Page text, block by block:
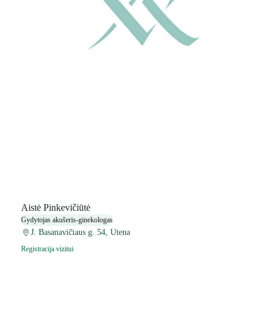
Aistė Pinkevičiūtė
Gydytojas akušeris-ginekologas
J. Basanavičiaus g. 54, Utena
Registracija vizitui